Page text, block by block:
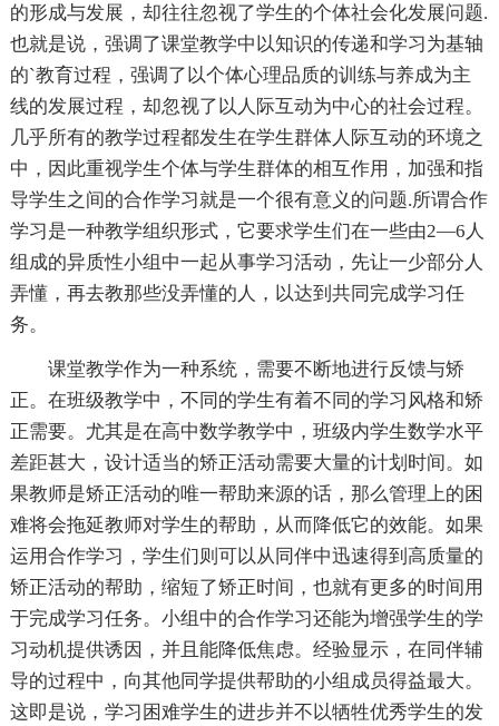
的形成与发展，却往往忽视了学生的个体社会化发展问题.
也就是说，强调了课堂教学中以知识的传递和学习为基轴
的`教育过程，强调了以个体心理品质的训练与养成为主
线的发展过程，却忽视了以人际互动为中心的社会过程。
几乎所有的教学过程都发生在学生群体人际互动的环境之
中，因此重视学生个体与学生群体的相互作用，加强和指
导学生之间的合作学习就是一个很有意义的问题.所谓合作
学习是一种教学组织形式，它要求学生们在一些由2—6人
组成的异质性小组中一起从事学习活动，先让一少部分人
弄懂，再去教那些没弄懂的人，以达到共同完成学习任
务。
课堂教学作为一种系统，需要不断地进行反馈与矫
正。在班级教学中，不同的学生有着不同的学习风格和矫
正需要。尤其是在高中数学教学中，班级内学生数学水平
差距甚大，设计适当的矫正活动需要大量的计划时间。如
果教师是矫正活动的唯一帮助来源的话，那么管理上的困
难将会拖延教师对学生的帮助，从而降低它的效能。如果
运用合作学习，学生们则可以从同伴中迅速得到高质量的
矫正活动的帮助，缩短了矫正时间，也就有更多的时间用
于完成学习任务。小组中的合作学习还能为增强学生的学
习动机提供诱因，并且能降低焦虑。经验显示，在同伴辅
导的过程中，向其他同学提供帮助的小组成员得益最大。
这即是说，学习困难学生的进步并不以牺牲优秀学生的发